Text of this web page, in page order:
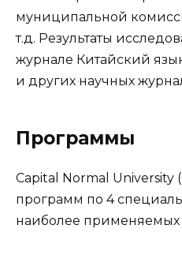
муниципальной
т.д. Результаты
журнале Китайский
и других научных
Программы
Capital Normal University
программ по 4
наиболее применяемых